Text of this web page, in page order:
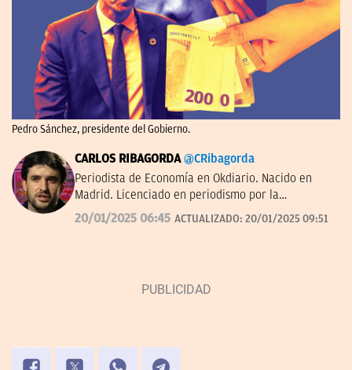
Pedro Sánchez, presidente del Gobierno.
CARLOS RIBAGORDA @CRibagorda
Periodista de Economía en Okdiario. Nacido en
Madrid. Licenciado en periodismo por la
Universidad Complutense.
20/01/2025 06:45 ACTUALIZADO: 20/01/2025 09:51